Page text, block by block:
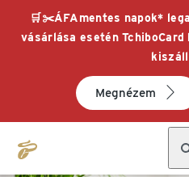
🛒✂️ÁFAmentes napok*
vásárlása esetén
Megnézem